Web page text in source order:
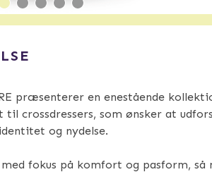
præsenterer en enestående
crossdressers, som ønsker at
og nydelse.
fokus på komfort og pasform, så